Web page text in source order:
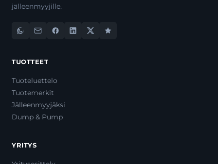
jälleenmyyjille.
TUOTTEET
Tuoteluettelo
Tuotemerkit
Jälleenmyyjäksi
Dump & Pump
YRITYS